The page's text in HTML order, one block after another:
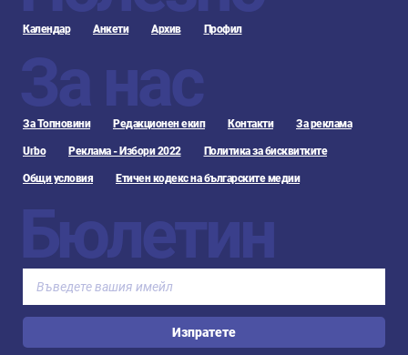
Календар Анкети Архив Профил
За нас
За Топновини Редакционен екип Контакти За реклама
Urbo Реклама - Избори 2022 Политика за бисквитките
Общи условия Етичен кодекс на българските медии
Бюлетин
Изпратете